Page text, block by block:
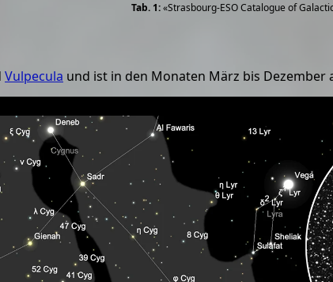
«Strasbourg-ESO Catalogue of
Vulpecula und ist in den Monaten März bis Dezember